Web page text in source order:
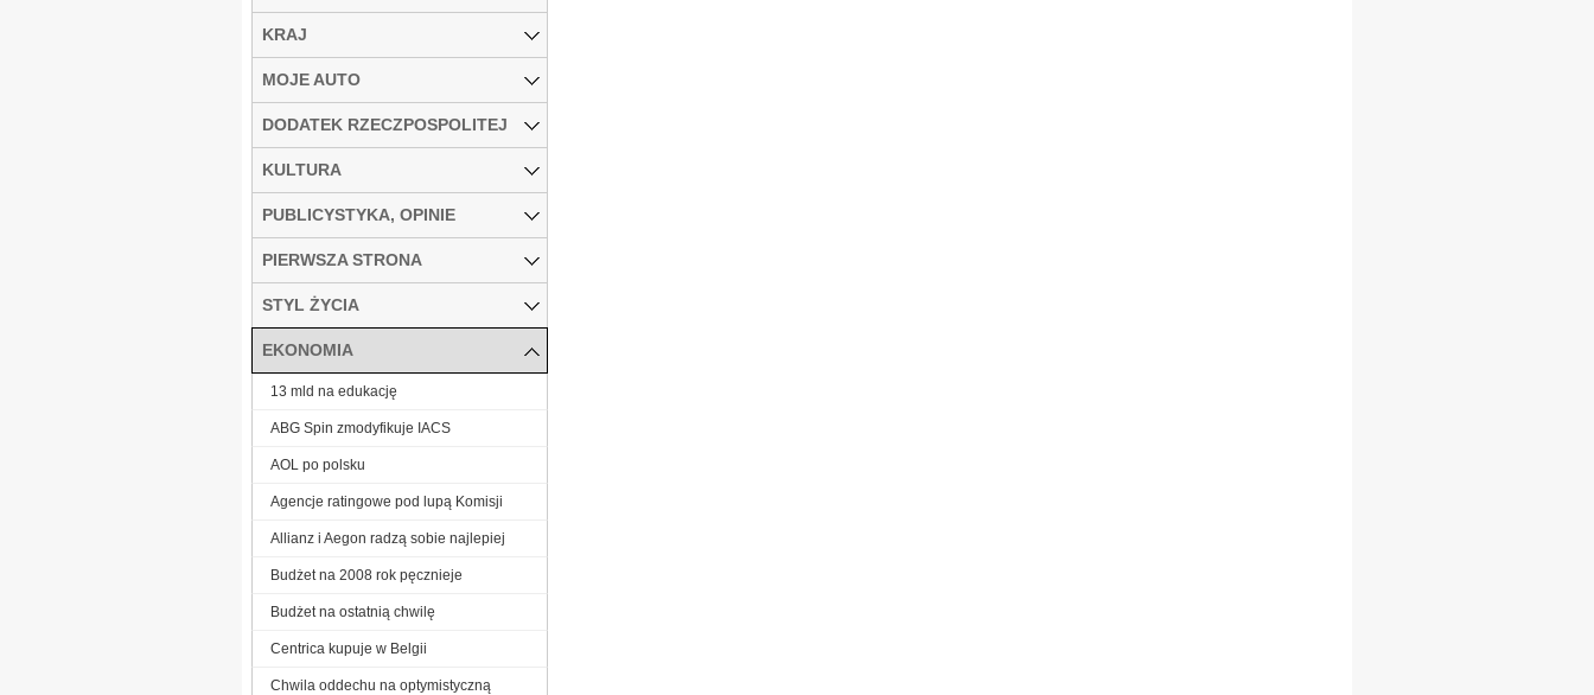
KRAJ
MOJE AUTO
DODATEK RZECZPOSPOLITEJ
KULTURA
PUBLICYSTYKA, OPINIE
PIERWSZA STRONA
STYL ŻYCIA
EKONOMIA
13 mld na edukację
ABG Spin zmodyfikuje IACS
AOL po polsku
Agencje ratingowe pod lupą Komisji
Allianz i Aegon radzą sobie najlepiej
Budżet na 2008 rok pęcznieje
Budżet na ostatnią chwilę
Centrica kupuje w Belgii
Chwila oddechu na optymistyczną